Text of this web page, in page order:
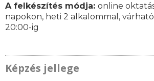
A felkészítés módja: online
napokon, heti 2 alkalommal,
20:00-ig
Képzés jellege